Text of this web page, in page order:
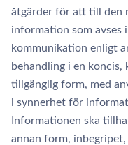
åtgärder för att till den
information som avses
kommunikation enligt
behandling i en
tillgänglig form, med
i synnerhet för
Informationen ska
annan form,